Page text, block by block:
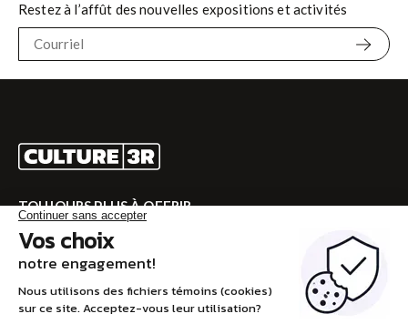
Restez à l’affût des nouvelles expositions et activités
TOUJOURS PLUS À OFFRIR
Rendez-vous sur CULTURE 3R pour la programmation
complète!
VISITEZ CULTURE 3R